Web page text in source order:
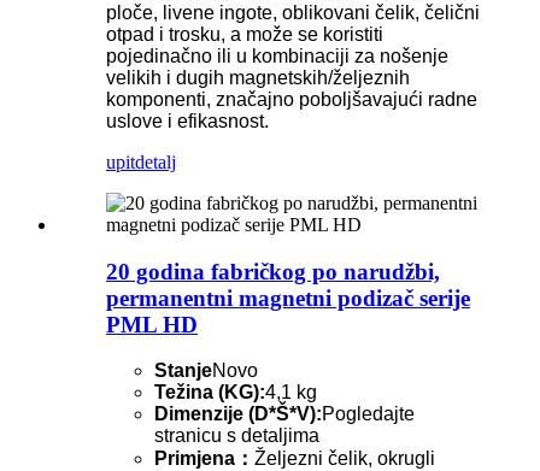
ploče, livene ingote, oblikovani čelik, čelični
otpad i trosku, a može se koristiti
pojedinačno ili u kombinaciji za nošenje
velikih i dugih magnetskih/željeznih
komponenti, značajno poboljšavajući radne
uslove i efikasnost.
upitdetalj
20 godina fabričkog po narudžbi,
permanentni magnetni podizač serije
PML HD
StanjeNovo
Težina (KG):4,1 kg
Dimenzije (D*Š*V):Pogledajte
stranicu s detaljima
Primjena： Željezni čelik, okrugli